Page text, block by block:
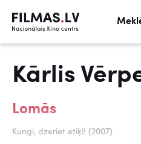
Kārlis
Lomās
Kungi, dzeriet etiķi! (2007)